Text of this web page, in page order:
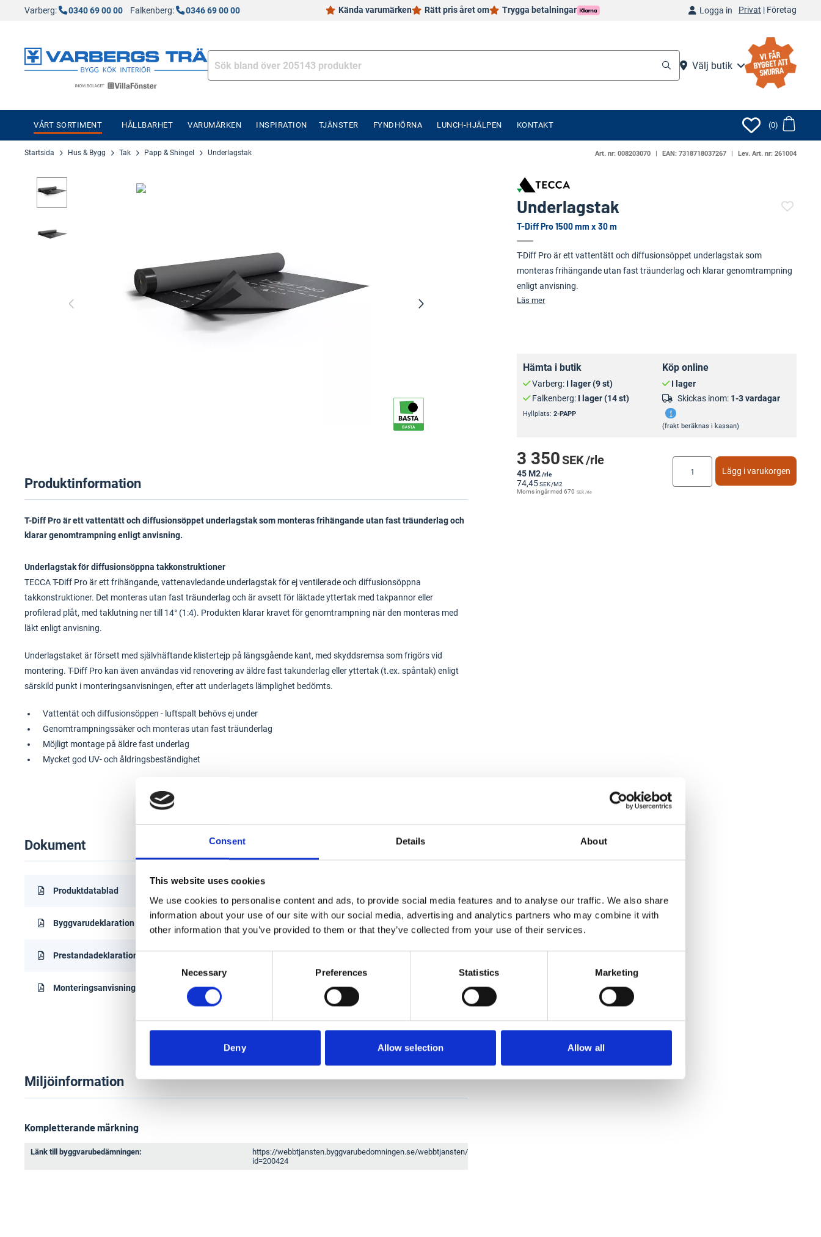
Consent Details About
This website uses cookies
We use cookies to personalise content and ads, to provide social media features and to analyse our traffic. We also share
information about your use of our site with our social media, advertising and analytics partners who may combine it with
other information that you’ve provided to them or that they’ve collected from your use of their services.
Consent
Necessary Preferences Statistics Marketing
Deny Allow selection Allow all
Varberg: 0340 69 00 00 Falkenberg: 0346 69 00 00 Kända varumärken Rätt pris året om Trygga betalningar Logga in Privat | Företag
Välj butik
VÅRT SORTIMENT HÅLLBARHET VARUMÄRKEN INSPIRATION TJÄNSTER FYNDHÖRNA LUNCH-HJÄLPEN KONTAKT (0)
Startsida Hus & Bygg Tak Papp & Shingel Underlagstak Art. nr: 008203070 EAN: 7318718037267 Lev. Art. nr: 261004
Underlagstak
T-Diff Pro 1500 mm x 30 m
T-Diff Pro är ett vattentätt och diffusionsöppet underlagstak som
monteras frihängande utan fast träunderlag och klarar genomtrampning
enligt anvisning.
Läs mer
Hämta i butik
Varberg: I lager (9 st)
Falkenberg: I lager (14 st)
Hyllplats: 2-PAPP
Köp online
I lager
Skickas inom: 1-3 vardagar
(frakt beräknas i kassan)
3 350SEK/rle
45 M2/rle
74,45SEK/M2
Moms ingår med670 SEK /rle
Lägg i varukorgen
Produktinformation
T-Diff Pro är ett vattentätt och diffusionsöppet underlagstak som monteras frihängande utan fast träunderlag och
klarar genomtrampning enligt anvisning.
Underlagstak för diffusionsöppna takkonstruktioner
TECCA T-Diff Pro är ett frihängande, vattenavledande underlagstak för ej ventilerade och diffusionsöppna
takkonstruktioner. Det monteras utan fast träunderlag och är avsett för läktade yttertak med takpannor eller
profilerad plåt, med taklutning ner till 14° (1:4). Produkten klarar kravet för genomtrampning när den monteras med
läkt enligt anvisning.
Underlagstaket är försett med självhäftande klistertejp på längsgående kant, med skyddsremsa som frigörs vid
montering. T-Diff Pro kan även användas vid renovering av äldre fast takunderlag eller yttertak (t.ex. spåntak) enligt
särskild punkt i monteringsanvisningen, efter att underlagets lämplighet bedömts.
Vattentät och diffusionsöppen - luftspalt behövs ej under
Genomtrampningssäker och monteras utan fast träunderlag
Möjligt montage på äldre fast underlag
Mycket god UV- och åldringsbeständighet
Dokument
Produktdatablad
Byggvarudeklaration (BVD)
Prestandadeklaration
Monteringsanvisning
Miljöinformation
Kompletterande märkning
Länk till byggvarubedämningen:
https://webbtjansten.byggvarubedomningen.se/webbtjansten/produkt?
id=200424